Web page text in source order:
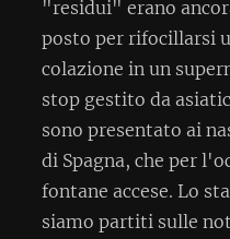
"residui" erano
posto per rifocillarsi
colazione in un
stop gestito da
sono presentato ai
di Spagna, che per
fontane accese. Lo
siamo partiti sulle